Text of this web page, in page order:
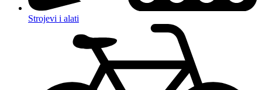
Strojevi i alati